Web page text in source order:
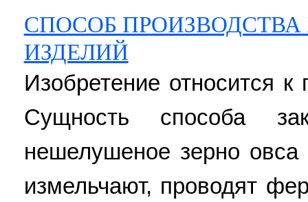
СПОСОБ
ИЗДЕЛИЙ
Изобретение относится
Сущность способа
нешелушеное зерно
измельчают, проводят